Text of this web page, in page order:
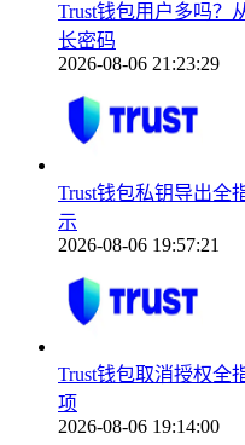
Trust钱包用户多吗？
长密码
2026-08-06 21:23:29
Trust钱包私钥导出全
示
2026-08-06 19:57:21
Trust钱包取消授权全
项
2026-08-06 19:14:00